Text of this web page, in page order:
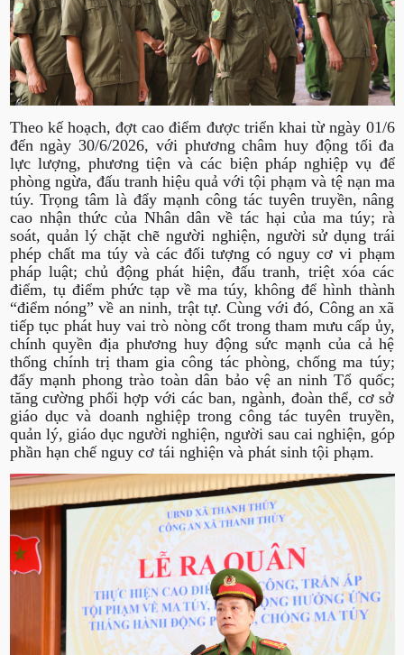
Theo kế hoạch, đợt cao điểm được triển khai từ ngày 01/6
đến ngày 30/6/2026, với phương châm huy động tối đa
lực lượng, phương tiện và các biện pháp nghiệp vụ để
phòng ngừa, đấu tranh hiệu quả với tội phạm và tệ nạn ma
túy. Trọng tâm là đẩy mạnh công tác tuyên truyền, nâng
cao nhận thức của Nhân dân về tác hại của ma túy; rà
soát, quản lý chặt chẽ người nghiện, người sử dụng trái
phép chất ma túy và các đối tượng có nguy cơ vi phạm
pháp luật; chủ động phát hiện, đấu tranh, triệt xóa các
điểm, tụ điểm phức tạp về ma túy, không để hình thành
“điểm nóng” về an ninh, trật tự. Cùng với đó, Công an xã
tiếp tục phát huy vai trò nòng cốt trong tham mưu cấp ủy,
chính quyền địa phương huy động sức mạnh của cả hệ
thống chính trị tham gia công tác phòng, chống ma túy;
đẩy mạnh phong trào toàn dân bảo vệ an ninh Tổ quốc;
tăng cường phối hợp với các ban, ngành, đoàn thể, cơ sở
giáo dục và doanh nghiệp trong công tác tuyên truyền,
quản lý, giáo dục người nghiện, người sau cai nghiện, góp
phần hạn chế nguy cơ tái nghiện và phát sinh tội phạm.